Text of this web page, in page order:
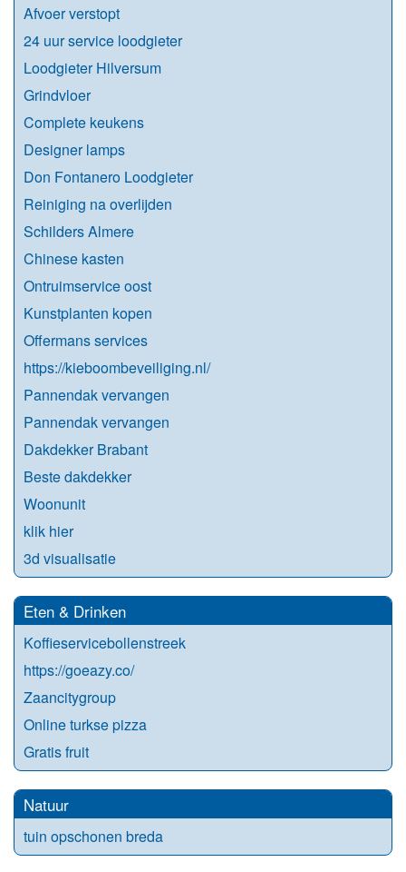
Afvoer verstopt
24 uur service loodgieter
Loodgieter Hilversum
Grindvloer
Complete keukens
Designer lamps
Don Fontanero Loodgieter
Reiniging na overlijden
Schilders Almere
Chinese kasten
Ontruimservice oost
Kunstplanten kopen
Offermans services
https://kieboombeveiliging.nl/
Pannendak vervangen
Pannendak vervangen
Dakdekker Brabant
Beste dakdekker
Woonunit
klik hier
3d visualisatie
Eten & Drinken
Koffieservicebollenstreek
https://goeazy.co/
Zaancitygroup
Online turkse pizza
Gratis fruit
Natuur
tuin opschonen breda